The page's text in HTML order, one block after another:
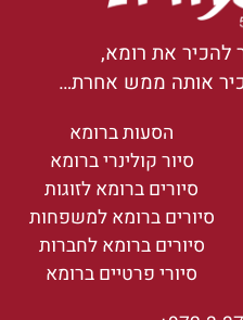
את רומא,
ממש אחרת…
הסעות ברומא
סיור קולינרי ברומא
סיורים ברומא לזוגות
סיורים ברומא למשפחות
סיורים ברומא לחברות
סיורי פרטיים ברומא